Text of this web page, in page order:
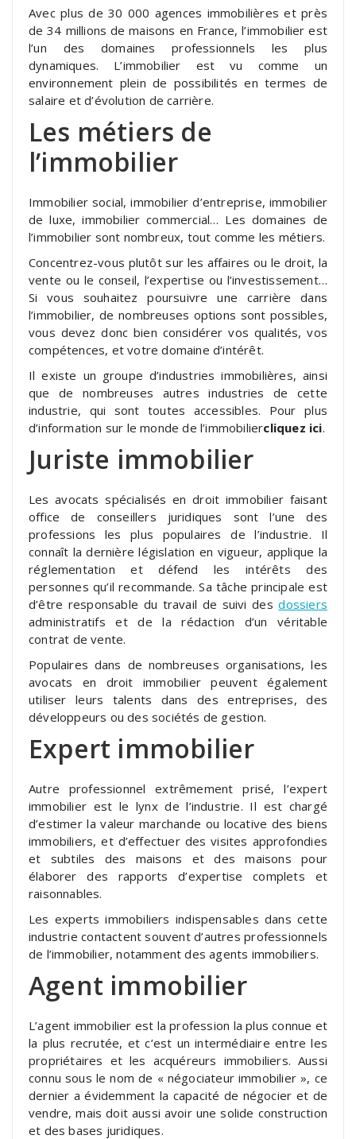
Avec plus de 30 000 agences immobilières et près
de 34 millions de maisons en France, l’immobilier est
l’un des domaines professionnels les plus
dynamiques. L’immobilier est vu comme un
environnement plein de possibilités en termes de
salaire et d’évolution de carrière.
Les métiers de
l’immobilier
Immobilier social, immobilier d’entreprise, immobilier
de luxe, immobilier commercial… Les domaines de
l’immobilier sont nombreux, tout comme les métiers.
Concentrez-vous plutôt sur les affaires ou le droit, la
vente ou le conseil, l’expertise ou l’investissement…
Si vous souhaitez poursuivre une carrière dans
l’immobilier, de nombreuses options sont possibles,
vous devez donc bien considérer vos qualités, vos
compétences, et votre domaine d’intérêt.
Il existe un groupe d’industries immobilières, ainsi
que de nombreuses autres industries de cette
industrie, qui sont toutes accessibles. Pour plus
d’information sur le monde de l’immobiliercliquez ici.
Juriste immobilier
Les avocats spécialisés en droit immobilier faisant
office de conseillers juridiques sont l’une des
professions les plus populaires de l’industrie. Il
connaît la dernière législation en vigueur, applique la
réglementation et défend les intérêts des
personnes qu’il recommande. Sa tâche principale est
d’être responsable du travail de suivi desdossiers
administratifs et de la rédaction d’un véritable
contrat de vente.
Populaires dans de nombreuses organisations, les
avocats en droit immobilier peuvent également
utiliser leurs talents dans des entreprises, des
développeurs ou des sociétés de gestion.
Expert immobilier
Autre professionnel extrêmement prisé, l’expert
immobilier est le lynx de l’industrie. Il est chargé
d’estimer la valeur marchande ou locative des biens
immobiliers, et d’effectuer des visites approfondies
et subtiles des maisons et des maisons pour
élaborer des rapports d’expertise complets et
raisonnables.
Les experts immobiliers indispensables dans cette
industrie contactent souvent d’autres professionnels
de l’immobilier, notamment des agents immobiliers.
Agent immobilier
L’agent immobilier est la profession la plus connue et
la plus recrutée, et c’est un intermédiaire entre les
propriétaires et les acquéreurs immobiliers. Aussi
connu sous le nom de « négociateur immobilier », ce
dernier a évidemment la capacité de négocier et de
vendre, mais doit aussi avoir une solide construction
et des bases juridiques.